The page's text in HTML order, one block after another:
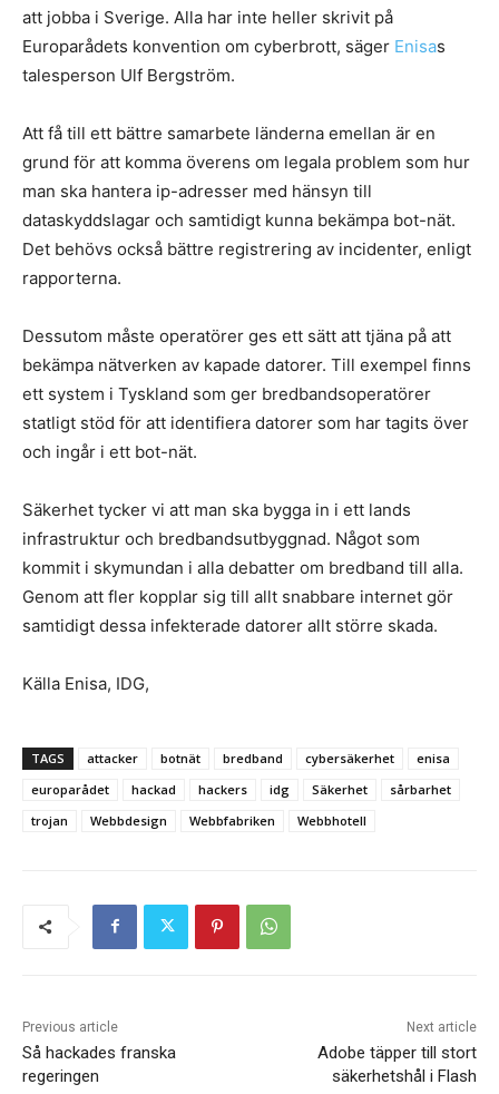
att jobba i Sverige. Alla har inte heller skrivit på
Europarådets konvention om cyberbrott, säger Enisas
talesperson Ulf Bergström.
Att få till ett bättre samarbete länderna emellan är en
grund för att komma överens om legala problem som hur
man ska hantera ip-adresser med hänsyn till
dataskyddslagar och samtidigt kunna bekämpa bot-nät.
Det behövs också bättre registrering av incidenter, enligt
rapporterna.
Dessutom måste operatörer ges ett sätt att tjäna på att
bekämpa nätverken av kapade datorer. Till exempel finns
ett system i Tyskland som ger bredbandsoperatörer
statligt stöd för att identifiera datorer som har tagits över
och ingår i ett bot-nät.
Säkerhet tycker vi att man ska bygga in i ett lands
infrastruktur och bredbandsutbyggnad. Något som
kommit i skymundan i alla debatter om bredband till alla.
Genom att fler kopplar sig till allt snabbare internet gör
samtidigt dessa infekterade datorer allt större skada.
Källa Enisa, IDG,
TAGS attacker botnät bredband cybersäkerhet
enisa
europarådet
hackad hackers idg Säkerhet
sårbarhet
trojan
Webbdesign Webbfabriken Webbhotell
Previous article
Så hackades franska
regeringen
Next article
Adobe täpper till stort
säkerhetshål i Flash